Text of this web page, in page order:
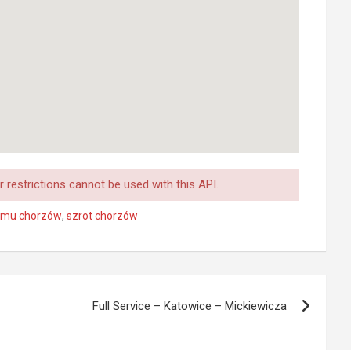
restrictions cannot be used with this API.
chorzów, szrot chorzów
Full Service – Katowice – Mickiewicza